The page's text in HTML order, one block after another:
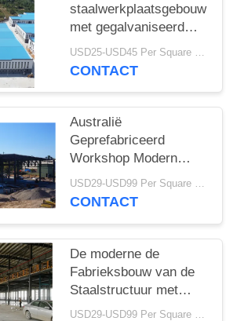
staalwerkplaatsgebouw
met gegalvaniseerd
portaalframe
USD25-USD45 Per Square Meter MOQ:200 vierkante meter
CONTACT
Australië
Geprefabriceerd
Workshop Modern
Type van
Staalstructuren
USD29-USD99 Per Square Meter MOQ:500 vierkante meter
CONTACT
De moderne de
Fabrieksbouw van de
Staalstructuur met
Mezzanine de Bouw
USD29-USD99 Per Square Meter MOQ:500 vierkante meter